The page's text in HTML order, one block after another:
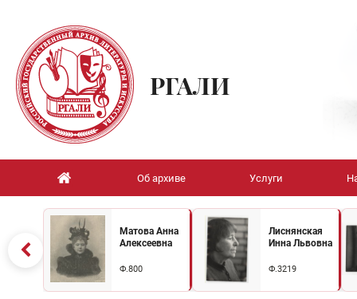
РГАЛИ
Об архиве Услуги
Матова Анна
Алексеевна
Ф.800
Лиснянская
Инна Львовна
Ф.3219